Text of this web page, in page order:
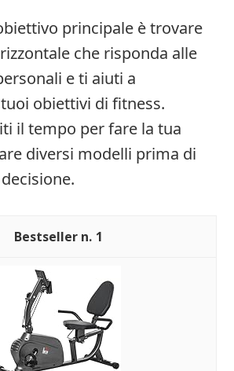
principale è trovare
che risponda alle
e ti aiuti a
obiettivi di fitness.
il tempo per fare la tua
diversi modelli prima di
1